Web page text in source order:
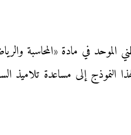
النموذج إلى مساعدة تلاميذ